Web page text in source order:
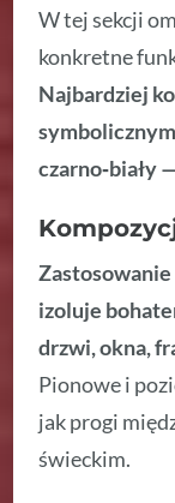
W tej sekcji
konkretne
Najbardziej
czarno‑biały
izoluje
drzwi, okna,
Pionowe i
jak progi
świeckim.